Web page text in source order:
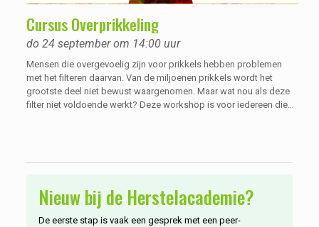
Cursus Overprikkeling
do 24 september om 14:00 uur
Mensen die overgevoelig zijn voor prikkels hebben problemen
met het filteren daarvan. Van de miljoenen prikkels wordt het
grootste deel niet bewust waargenomen. Maar wat nou als deze
filter niet voldoende werkt? Deze workshop is voor iedereen die
omgaan.
Nieuw bij de Herstelacademie?
De eerste stap is vaak een gesprek met een peer-